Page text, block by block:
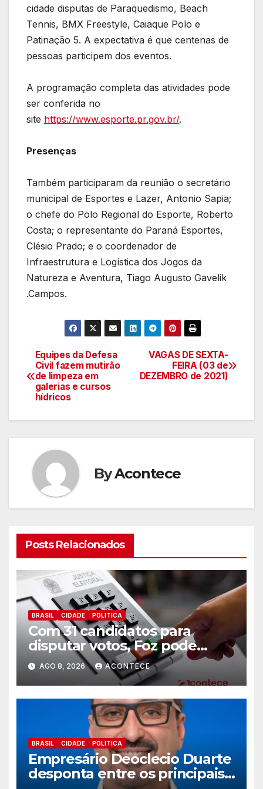
cidade disputas de Paraquedismo, Beach
Tennis, BMX Freestyle, Caiaque Polo e
Patinação 5. A expectativa é que centenas de
pessoas participem dos eventos.
A programação completa das atividades pode
ser conferida no
site https://www.esporte.pr.gov.br/.
Presenças
Também participaram da reunião o secretário
municipal de Esportes e Lazer, Antonio Sapia;
o chefe do Polo Regional do Esporte, Roberto
Costa; o representante do Paraná Esportes,
Clésio Prado; e o coordenador de
Infraestrutura e Logística dos Jogos da
Natureza e Aventura, Tiago Augusto Gavelik
.Campos.
Navegação
de
VAGAS DE SEXTA-
FEIRA (03 de
DEZEMBRO de 2021)
Equipes da Defesa
Civil fazem mutirão
de limpeza em
galerias e cursos
hídricos
ByAcontece
Posts Relacionados
BRASIL CIDADE POLITICA
Com 31 candidatos para
disputar votos, Foz pode
perder representatividade
AGO 8, 2026 ACONTECE
BRASIL CIDADE POLITICA
Empresário Deoclecio Duarte
desponta entre os principais